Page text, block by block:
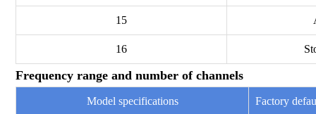
15
16
Frequency range and number of channels
Model specifications Factory